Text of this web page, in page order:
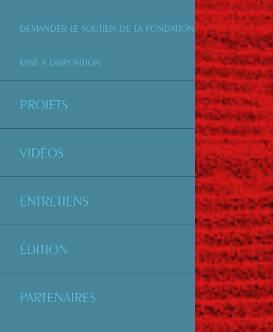
DEMANDER LE SOUTIEN DE LA FONDATION
MISE À DISPOSITION
PROJETS
VIDÉOS
ENTRETIENS
ÉDITION
PARTENAIRES